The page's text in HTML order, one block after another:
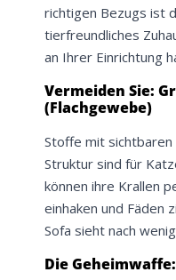
richtigen Bezugs ist
tierfreundliches
an Ihrer Einrichtung
Vermeiden Sie:
(Flachgewebe)
Stoffe mit
Struktur sind für
können ihre Krallen
einhaken und Fäden
Sofa sieht nach
Die